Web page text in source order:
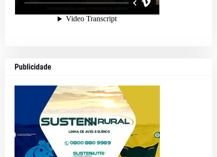
Publicidade